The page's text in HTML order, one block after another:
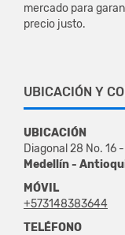
mercado para
precio justo.
UBICACIÓN Y
UBICACIÓN
Diagonal 28 No. 16
Medellín -
MÓVIL
+573148383644
TELÉFONO